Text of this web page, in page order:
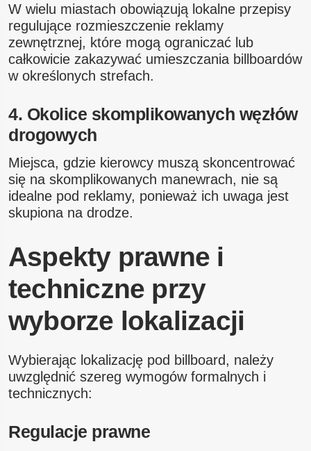
W wielu miastach obowiązują lokalne przepisy
regulujące rozmieszczenie reklamy
zewnętrznej, które mogą ograniczać lub
całkowicie zakazywać umieszczania billboardów
w określonych strefach.
4. Okolice skomplikowanych węzłów
drogowych
Miejsca, gdzie kierowcy muszą skoncentrować
się na skomplikowanych manewrach, nie są
idealne pod reklamy, ponieważ ich uwaga jest
skupiona na drodze.
Aspekty prawne i
techniczne przy
wyborze lokalizacji
Wybierając lokalizację pod billboard, należy
uwzględnić szereg wymogów formalnych i
technicznych:
Regulacje prawne